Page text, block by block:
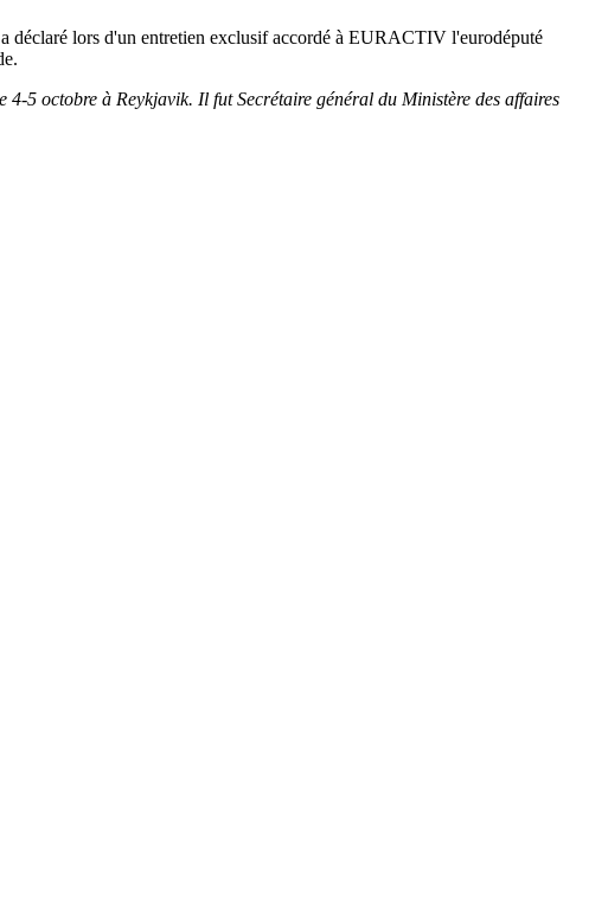
déclaré lors d'un entretien exclusif accordé à EURACTIV l'eurodéputé
5 octobre à Reykjavik. Il fut Secrétaire général du Ministère des affaires